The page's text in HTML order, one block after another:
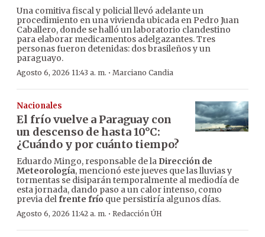
Una comitiva fiscal y policial llevó adelante un
procedimiento en una vivienda ubicada en Pedro Juan
Caballero, donde se halló un laboratorio clandestino
para elaborar medicamentos adelgazantes. Tres
personas fueron detenidas: dos brasileños y un
paraguayo.
Agosto 6, 2026 11:43 a. m. · Marciano Candia
Nacionales
El frío vuelve a Paraguay con
un descenso de hasta 10°C:
¿Cuándo y por cuánto tiempo?
Eduardo Mingo, responsable de la Dirección de
Meteorología, mencionó este jueves que las lluvias y
tormentas se disiparán temporalmente al mediodía de
esta jornada, dando paso a un calor intenso, como
previa delfrente frío que persistiría algunos días.
Agosto 6, 2026 11:42 a. m. · Redacción ÚH